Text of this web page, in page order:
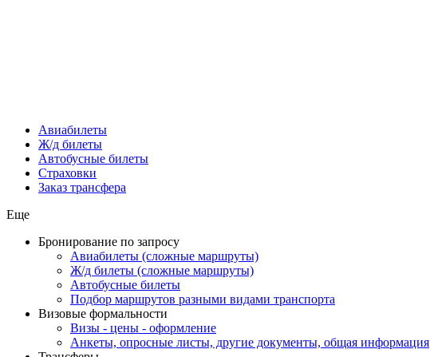
Авиабилеты
Ж/д билеты
Автобусные билеты
Страховки
Заказ трансфера
Еще
Бронирование по запросу
Авиабилеты (сложные маршруты)
Ж/д билеты (сложные маршруты)
Автобусные билеты
Подбор маршрутов разными видами транспорта
Визовые формальности
Визы - цены - оформление
Анкеты, опросные листы, другие документы, общая информация